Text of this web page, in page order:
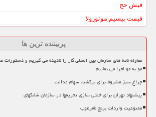
فیش حج
قیمت بیسیم موتورولا
پربیننده ترین ها
مقاوله نامه های سازمان بین المللی کار را نادیده می گیریم و
مو به مو اجرا می نماییم
چراغ سبز مشروط برای برگشت سهام عدالت
پیشنهاد تهران برای خنثی سازی تحریمها در سازمان شانگهای
ممنوعیت واردات برنج نامرغوب